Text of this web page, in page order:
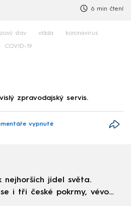
6 min čtení
stav vláda koronavirus
COVID-19
zpravodajský servis.
vypnuté
nejhorších jídel světa.
i tři české pokrmy, vévodí